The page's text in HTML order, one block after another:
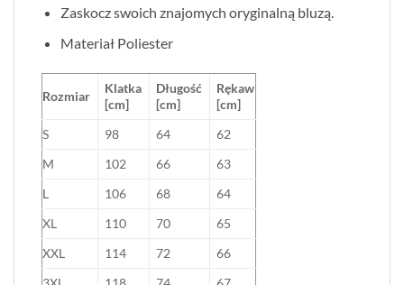
Zaskocz swoich znajomych oryginalną bluzą.
Materiał Poliester
Rozmiar
Klatka
[cm]
Długość
[cm]
Rękaw
[cm]
S
98 64
62
M
102 66
63
L
106 68
64
XL
110 70
65
XXL
114 72
66